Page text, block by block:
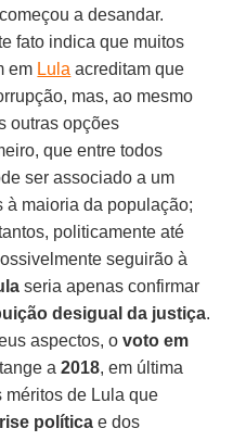
a desandar.
fato indica que muitos
em Lula acreditam que
mas, ao mesmo
outras opções
que entre todos
ser associado a um
à maioria da população;
politicamente até
seguirão à
seria apenas confirmar
desigual da justiça.
aspectos, o voto em
a2018, em última
méritos de Lula que
política e dos